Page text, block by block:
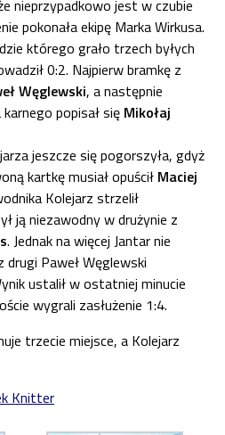
nieprzypadkowo jest w czubie
pokonała ekipę Marka Wirkusa.
którego grało trzech byłych
0:2. Najpierw bramkę z
Węglewski, a następnie
popisał się Mikołaj
jeszcze się pogorszyła, gdyż
kartkę musiał opuścił Maciej
Kolejarz strzelił
ją niezawodny w drużynie z
. Jednak na więcej Jantar nie
drugi Paweł Węglewski
ustalił w ostatniej minucie
wygrali zasłużenie 1:4.
trzecie miejsce, a Kolejarz
Knitter